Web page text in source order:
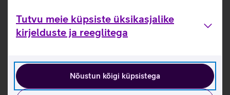
Tutvu meie küpsiste üksikasjalike
kirjelduste ja reeglitega
Nõustun kõigi küpsistega
sekundis ning täiustatud liides võimaldab käsitsi
salvestusparameetreid kohandada. Nutitelefon on
puuteekraaniga mobiiltelefon, millega saad kasutada
voogedastusteenuseid (näiteks Telia TV-d).
Võimsust tagab MediaTek Dimensity 8500 Ultra